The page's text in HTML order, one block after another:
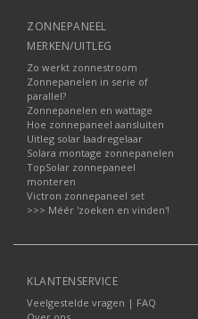
ZONNEPANEEL
MERKEN/UITLEG
Zo werkt zonnestroom
Zonnepanelen in serie of
parallel?
Zonnepanelen en wattage
Hoe zonnepaneel aansluiten
Uitleg solar laadregelaar
Solara montage zonnepanelen
TopSolar zonnepaneel
monteren
Victron zonnepaneel set
>>> Méér 'zoeken en vinden'!
KLANTENSERVICE
Veelgestelde vragen | FAQ